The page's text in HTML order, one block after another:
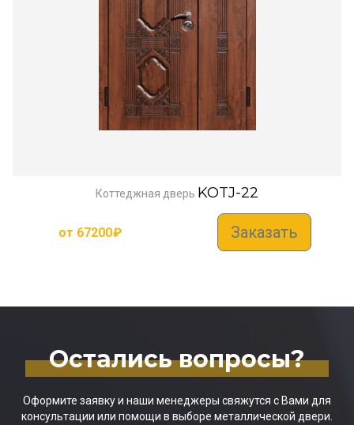
Коттеджная дверь KOTJ-22
от 67200₽ Заказать
Остались вопросы?
Оформите заявку и наши менеджеры свяжутся с Вами для
консультации или помощи в выборе металлической двери.